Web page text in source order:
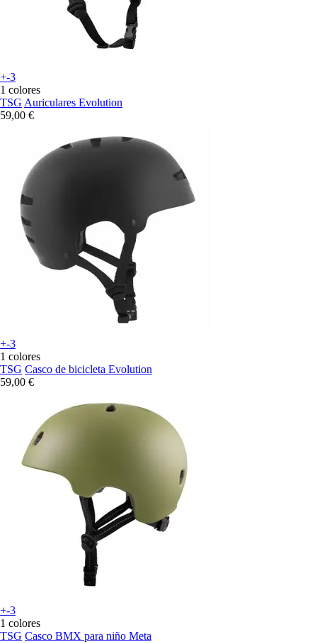
+-3
1 colores
TSG Auriculares Evolution
59,00 €
+-3
1 colores
TSG Casco de bicicleta Evolution
59,00 €
+-3
1 colores
TSG Casco BMX para niño Meta